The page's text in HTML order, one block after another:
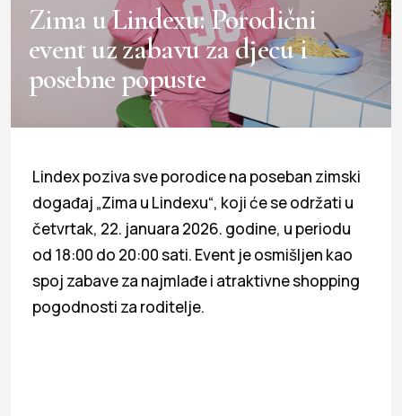
Zima u Lindexu: Porodični
event uz zabavu za djecu i
posebne popuste
Lindex poziva sve porodice na poseban zimski
događaj „Zima u Lindexu“, koji će se održati u
četvrtak, 22. januara 2026. godine, u periodu
od 18:00 do 20:00 sati. Event je osmišljen kao
spoj zabave za najmlađe i atraktivne shopping
pogodnosti za roditelje.